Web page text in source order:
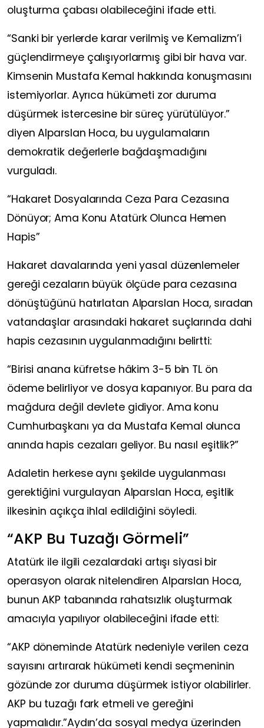
oluşturma çabası olabileceğini ifade etti.
“Sanki bir yerlerde karar verilmiş ve Kemalizm’i
güçlendirmeye çalışıyorlarmış gibi bir hava var.
Kimsenin Mustafa Kemal hakkında konuşmasını
istemiyorlar. Ayrıca hükümeti zor duruma
düşürmek istercesine bir süreç yürütülüyor.”
diyen Alparslan Hoca, bu uygulamaların
demokratik değerlerle bağdaşmadığını
vurguladı.
“Hakaret Dosyalarında Ceza Para Cezasına
Dönüyor; Ama Konu Atatürk Olunca Hemen
Hapis”
Hakaret davalarında yeni yasal düzenlemeler
gereği cezaların büyük ölçüde para cezasına
dönüştüğünü hatırlatan Alparslan Hoca, sıradan
vatandaşlar arasındaki hakaret suçlarında dahi
hapis cezasının uygulanmadığını belirtti:
“Birisi anana küfretse hâkim 3-5 bin TL ön
ödeme belirliyor ve dosya kapanıyor. Bu para da
mağdura değil devlete gidiyor. Ama konu
Cumhurbaşkanı ya da Mustafa Kemal olunca
anında hapis cezaları geliyor. Bu nasıl eşitlik?”
Adaletin herkese aynı şekilde uygulanması
gerektiğini vurgulayan Alparslan Hoca, eşitlik
ilkesinin açıkça ihlal edildiğini söyledi.
“AKP Bu Tuzağı Görmeli”
Atatürk ile ilgili cezalardaki artışı siyasi bir
operasyon olarak nitelendiren Alparslan Hoca,
bunun AKP tabanında rahatsızlık oluşturmak
amacıyla yapılıyor olabileceğini ifade etti:
“AKP döneminde Atatürk nedeniyle verilen ceza
sayısını artırarak hükümeti kendi seçmeninin
gözünde zor duruma düşürmek istiyor olabilirler.
AKP bu tuzağı fark etmeli ve gereğini
yapmalıdır.”Aydın’da sosyal medya üzerinden